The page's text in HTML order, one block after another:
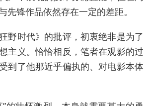
先锋作品依然存在一定的差距。
野时代》的批评，初衷绝非是为了
主义。恰恰相反，笔者在观影的过
到了他那近乎偏执的、对电影本体